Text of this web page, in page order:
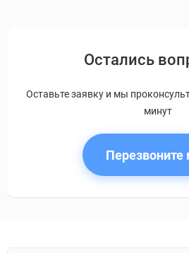
Остались
Оставьте заявку и мы
минут
Перезвоните